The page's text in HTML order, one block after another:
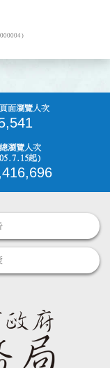
面瀏覽人次
瀏覽人次
起)